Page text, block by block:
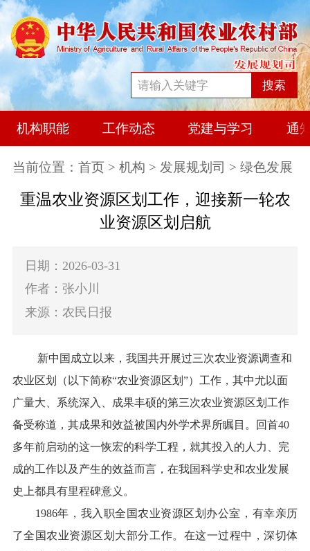
搜索
机构职能 工作动态 党建与学习 通
当前位置： 首页 > 机构 > 发展规划司 > 绿色发展
重温农业资源区划工作，迎接新一轮农
业资源区划启航
日期：2026-03-31
作者：张小川
来源：农民日报
新中国成立以来，我国共开展过三次农业资源调查和
农业区划（以下简称“农业资源区划”）工作，其中尤以面
广量大、系统深入、成果丰硕的第三次农业资源区划工作
备受称道，其成果和效益被国内外学术界所瞩目。回首40
多年前启动的这一恢宏的科学工程，就其投入的人力、完
成的工作以及产生的效益而言，在我国科学史和农业发展
史上都具有里程碑意义。
1986年，我入职全国农业资源区划办公室，有幸亲历
了全国农业资源区划大部分工作。在这一过程中，深切体